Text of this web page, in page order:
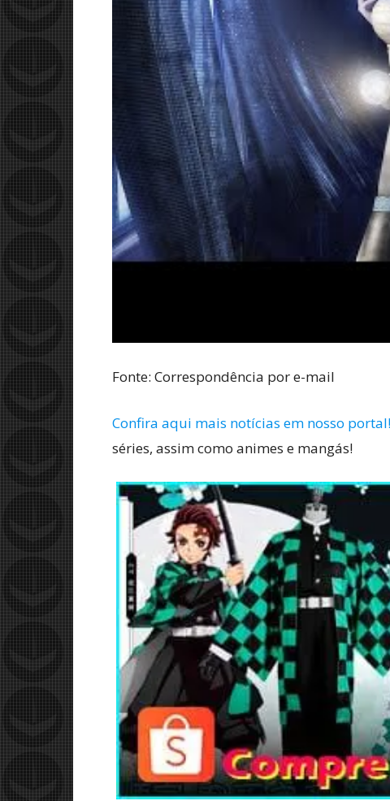
Fonte: Correspondência por e-mail
Confira aqui mais notícias em nosso portal!
séries, assim como animes e mangás!